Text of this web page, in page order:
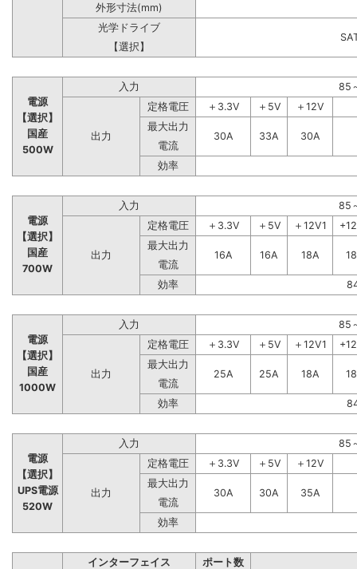
外形寸法(mm)
光学ドライブ
【選択】
電源
【選択】
国産
500W
入力 85
出力
定格電圧 ＋3.3V ＋5V
＋12V
最大出力
30A
33A
30A
電流
効率
電源
【選択】
国産
700W
入力 85
出力
定格電圧 ＋3.3V ＋5V ＋12V1
最大出力
16A
16A 18A
電流
効率
電源
【選択】
国産
1000W
入力 85
出力
定格電圧 ＋3.3V ＋5V ＋12V1
最大出力
25A
25A 18A
電流
効率
電源
【選択】
UPS電源
520W
入力 85
出力
定格電圧 ＋3.3V ＋5V
＋12V
最大出力
30A
30A
35A
電流
効率
インターフェイス ポート数